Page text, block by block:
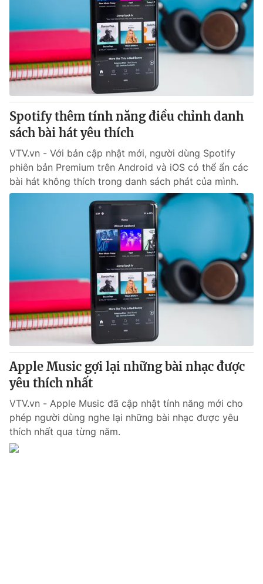
Chất lượng cuộc sống
Học trực tuyến
Hitech Công nghệ tương lai
Sản phẩm
Thị trường
Tư vấn
Giao lưu trực tuyến
Lịch phát sóng
Chuyên mục khác
Emagazine Podcast
Photo Infographic
Shorts video
VTV Thể thao
VTV Sức khoẻ Bất động sản
Thị trường 24h Tấm lòng Việt
VTV4 Vươn mình bằng AI
VTV9
Liên hệ tòa soạn English
Spotify thêm tính năng điều chỉnh danh
sách bài hát yêu thích
VTV.vn - Với bản cập nhật mới, người dùng Spotify
phiên bản Premium trên Android và iOS có thể ẩn các
bài hát không thích trong danh sách phát của mình.
Apple Music gợi lại những bài nhạc được
yêu thích nhất
VTV.vn - Apple Music đã cập nhật tính năng mới cho
phép người dùng nghe lại những bài nhạc được yêu
thích nhất qua từng năm.